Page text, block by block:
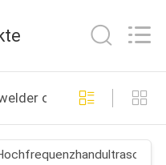
online manufacture